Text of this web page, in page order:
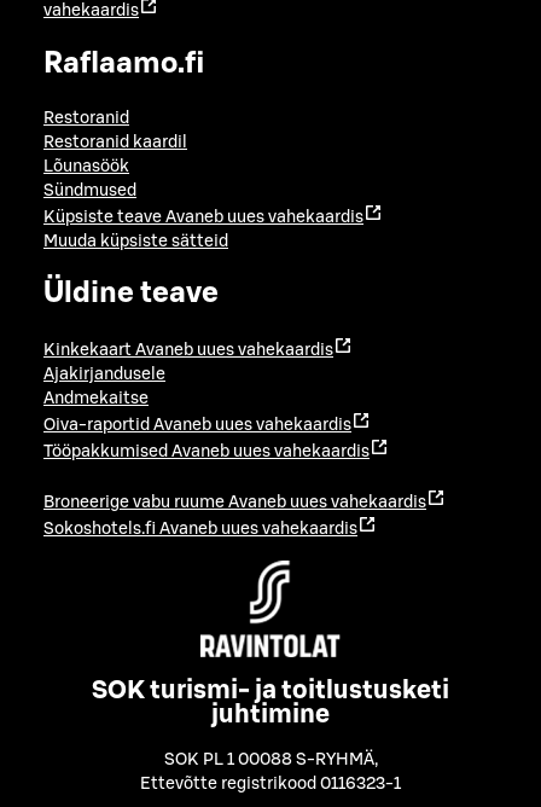
vahekaardis
Raflaamo.fi
Restoranid
Restoranid kaardil
Lõunasöök
Sündmused
Küpsiste teave Avaneb uues vahekaardis
Muuda küpsiste sätteid
Üldine teave
Kinkekaart Avaneb uues vahekaardis
Ajakirjandusele
Andmekaitse
Oiva-raportid Avaneb uues vahekaardis
Tööpakkumised Avaneb uues vahekaardis
Broneerige vabu ruume Avaneb uues vahekaardis
Sokoshotels.fi Avaneb uues vahekaardis
SOK turismi- ja toitlustusketi
juhtimine
SOK PL 1 00088 S-RYHMÄ,
Ettevõtte registrikood 0116323-1